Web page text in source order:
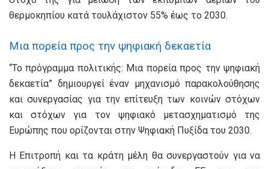
θερμοκηπίου κατά τουλάχιστον 55% έως το 2030.
Mια πορεία προς την ψηφιακή δεκαετία
“Το πρόγραμμα πολιτικής: Μια πορεία προς την ψηφιακή
δεκαετία” δημιουργεί έναν μηχανισμό παρακολούθησης
και συνεργασίας για την επίτευξη των κοινών στόχων
και στόχων για τον ψηφιακό μετασχηματισμό της
Ευρώπης που ορίζονται στην Ψηφιακή Πυξίδα του 2030.
Η Επιτροπή και τα κράτη μέλη θα συνεργαστούν για να